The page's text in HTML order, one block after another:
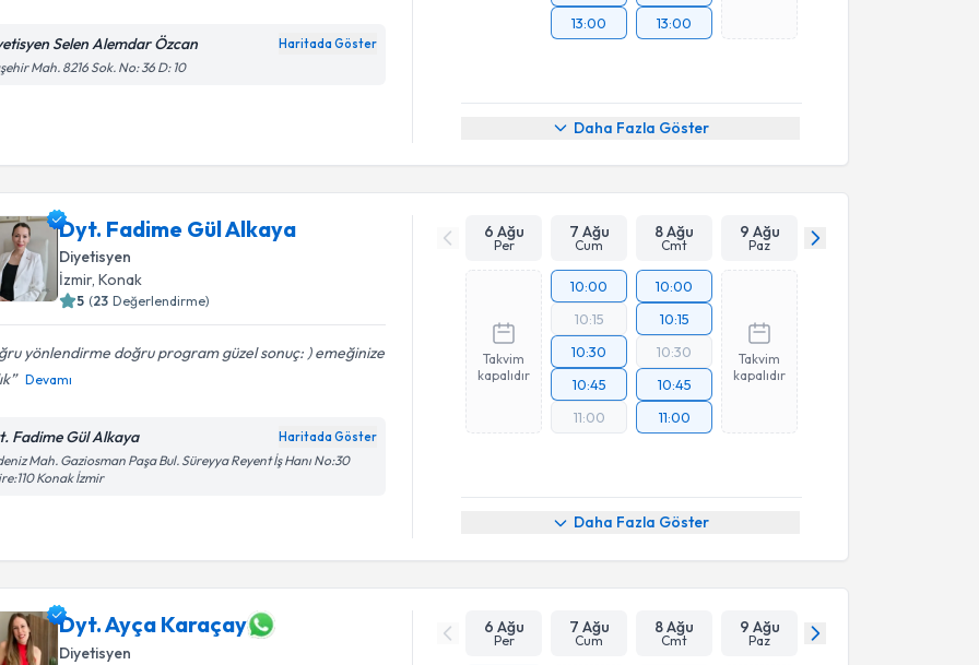
Selen Alemdar Özcan Haritada Göster
Mah. 8216 Sok. No: 36 D: 10
13:00
13:00
Daha Fazla Göster
Dyt. Fadime Gül Alkaya
Diyetisyen
İzmir, Konak
5 (23 Değerlendirme)
yönlendirme doğru program güzel sonuç: ) emeğinize
Devamı
Fadime Gül Alkaya Haritada Göster
Mah. Gaziosman Paşa Bul. Süreyya Reyent İş Hanı No:30
Konak İzmir
6 Ağu
Per
7 Ağu
Cum
8 Ağu
Cmt
9 Ağu
Paz
Takvim
kapalıdır
10:00
10:15
10:30
10:45
11:00
10:00
10:15
10:30
10:45
11:00
Takvim
kapalıdır
Daha Fazla Göster
Dyt. Ayça Karaçay
Diyetisyen
6 Ağu
Per
7 Ağu
Cum
8 Ağu
Cmt
9 Ağu
Paz